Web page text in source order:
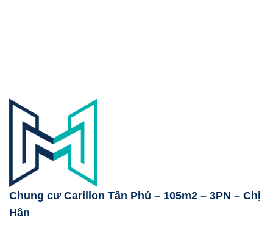
Chung cư Carillon Tân Phú – 105m2 – 3PN – Chị
Hân